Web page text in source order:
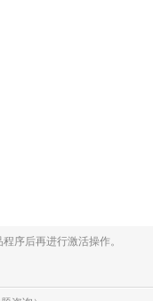
序后再进行激活操作。